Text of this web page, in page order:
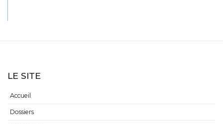
LE SITE
Accueil
Dossiers